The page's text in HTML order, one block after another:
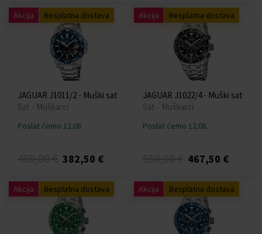
Akcija Besplatna dostava
JAGUAR J1011/2 - Muški sat
Sat - Muškarci
Poslat ćemo 12.08.
382,50 €
Akcija Besplatna dostava
JAGUAR J1022/4 - Muški sat
Sat - Muškarci
Poslat ćemo 12.08.
467,50 €
Akcija Besplatna dostava Akcija Besplatna dostava